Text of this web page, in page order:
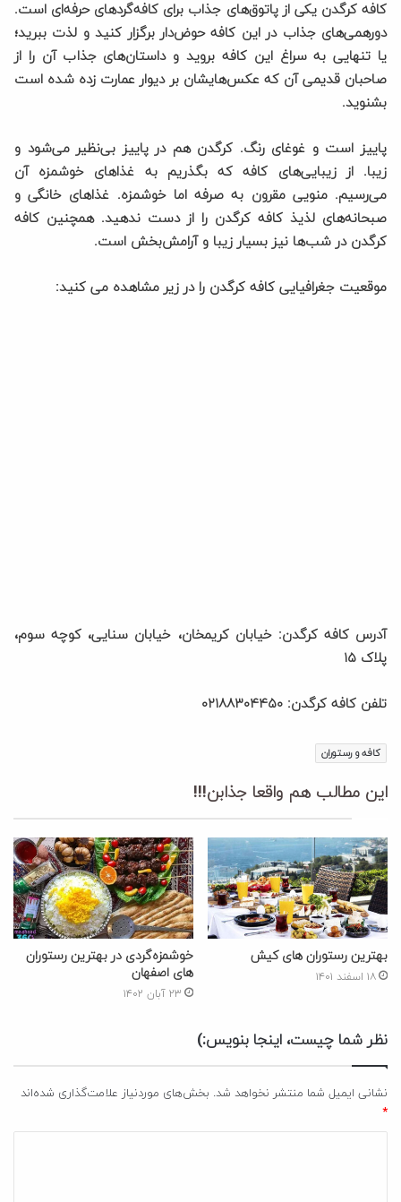
کافه کرگدن یکی از پاتوق‌های جذاب برای کافه‌گردهای حرفه‌ای است.
دورهمی‌های جذاب در این کافه حوض‌دار برگزار کنید و لذت ببرید؛
یا تنهایی به سراغ این کافه بروید و داستان‌های جذاب آن را از
صاحبان قدیمی آن که عکس‌هایشان بر دیوار عمارت زده شده است
بشنوید.
پاییز است و غوغای رنگ. کرگدن هم در پاییز بی‌نظیر می‌شود و
زیبا. از زیبایی‌های کافه که بگذریم به غذاهای خوشمزه آن
می‌رسیم. منویی مقرون به صرفه اما خوشمزه. غذاهای خانگی و
صبحانه‌های لذیذ کافه کرگدن را از دست ندهید. همچنین کافه
کرگدن در شب‌ها نیز بسیار زیبا و آرامش‌بخش است.
موقعیت جغرافیایی کافه کرگدن را در زیر مشاهده می کنید:
آدرس کافه کرگدن: خیابان کریمخان، خیابان سنایی، کوچه سوم،
پلاک ۱۵
تلفن کافه کرگدن: ۰۲۱۸۸۳۰۴۴۵۰
کافه و رستوران
این مطالب هم واقعا جذابن!!!
بهترین رستوران های کیش
۱۸ اسفند ۱۴۰۱
خوشمزه‌گردی در بهترین رستوران
های اصفهان
۲۳ آبان ۱۴۰۲
نظر شما چیست، اینجا بنویس:)
نشانی ایمیل شما منتشر نخواهد شد. بخش‌های موردنیاز علامت‌گذاری شده‌اند
*